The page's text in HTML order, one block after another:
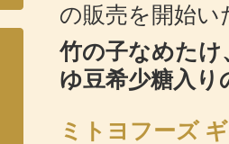
の販売を開始い
竹の子なめた
ゆ豆希少糖入
ミトヨフーズ